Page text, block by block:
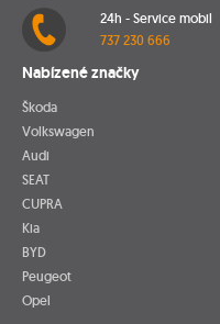
24h - Service mobil
737 230 666
Nabízené značky
Škoda
Volkswagen
Audi
SEAT
CUPRA
Kia
BYD
Peugeot
Opel